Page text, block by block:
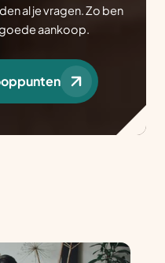
al je vragen. Zo ben
aankoop.